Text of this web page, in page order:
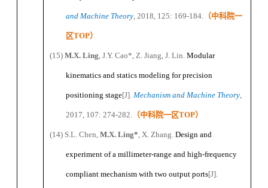
and Machine Theory , 2018, 125: 169-184. （中科院一
区TOP）
(15) M.X.Ling , J.Y. Cao* , Z. Jiang, J. Lin. Modular
kinematics and statics modeling for precision
positioning stage[J] Mechanism and Machine Theory
2017, 107: 274-282. （中科院一区TOP）
(14) S.L. Chen, M.X.Ling* , X. Zhang. Design and
experiment of a millimeter-range and high-frequency
compliant mechanism with two output ports[J]